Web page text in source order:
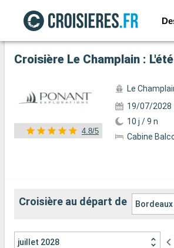
Voir les 54 autres photos
Croisière Le Champlain :
4.8/5
Le
19/07/2028
10 j / 9 n
Cabine
Croisière au départ de Bordeaux
juillet 2028